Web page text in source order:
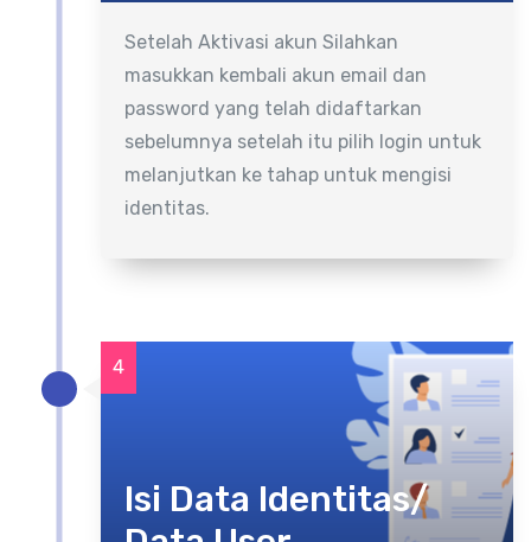
Setelah Aktivasi akun Silahkan
masukkan kembali akun email dan
password yang telah didaftarkan
sebelumnya setelah itu pilih login untuk
melanjutkan ke tahap untuk mengisi
identitas.
Isi Data Identitas/
4